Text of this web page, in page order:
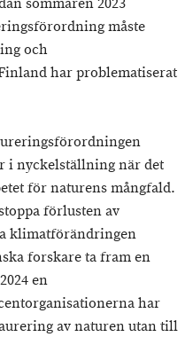
sommaren 2023
måste
och
har problematiserat
i nyckelställning när det
för naturens mångfald.
förlusten av
klimatförändringen
forskare ta fram en
en
har
av naturen utan till